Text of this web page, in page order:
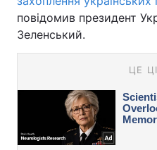
повідомив президент
Зеленський.